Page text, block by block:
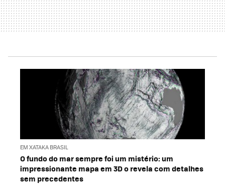
EM XATAKA BRASIL
O fundo do mar sempre foi um mistério: um
impressionante mapa em 3D o revela com detalhes
sem precedentes